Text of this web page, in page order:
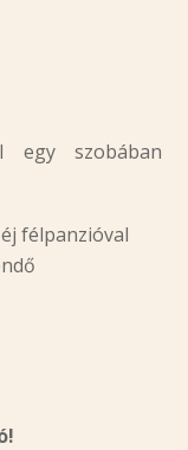
egy szobában
félpanzióval